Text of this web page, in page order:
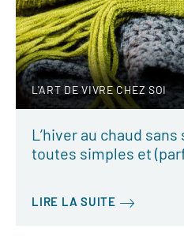
L'ART DE VIVRE CHEZ SOI
L’hiver au chaud
toutes simples et
LIRE LA SUITE